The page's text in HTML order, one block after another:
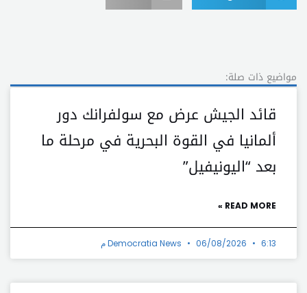
مواضيع ذات صلة:
قائد الجيش عرض مع سولفرانك دور
ألمانيا في القوة البحرية في مرحلة ما
بعد “اليونيفيل”
READ MORE »
Democratia News 06/08/2026 6:13 م